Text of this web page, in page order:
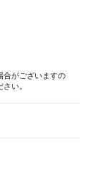
合がございますの
い。